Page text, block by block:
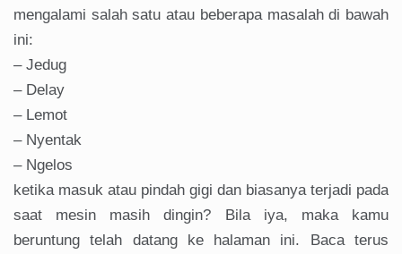
mengalami salah satu atau beberapa masalah di bawah
ini:
– Jedug
– Delay
– Lemot
– Nyentak
– Ngelos
ketika masuk atau pindah gigi dan biasanya terjadi pada
saat mesin masih dingin? Bila iya, maka kamu
beruntung telah datang ke halaman ini. Baca terus